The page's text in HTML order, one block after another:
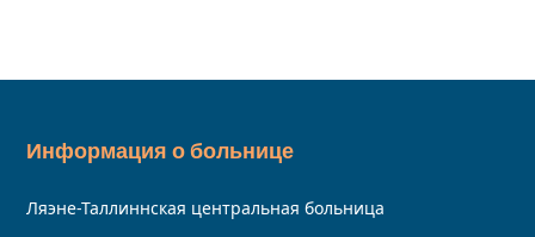
Информация о больнице
Ляэне-Таллиннская центральная больница